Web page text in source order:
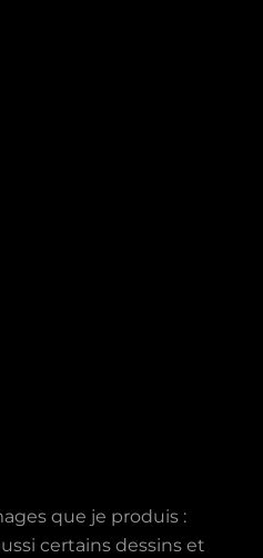
que je produis :
certains dessins et